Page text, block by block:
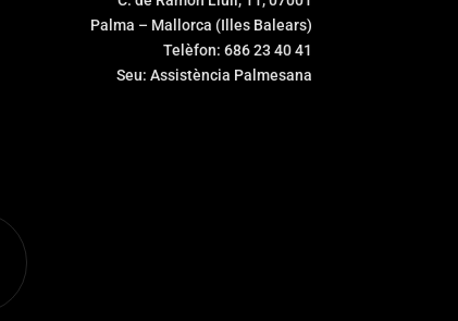
Palma – Mallorca (Illes Balears)
Telèfon: 686 23 40 41
Seu: Assistència Palmesana